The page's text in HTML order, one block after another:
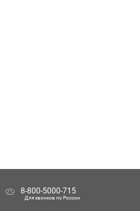
8-800-5000-715
Для звонков по России